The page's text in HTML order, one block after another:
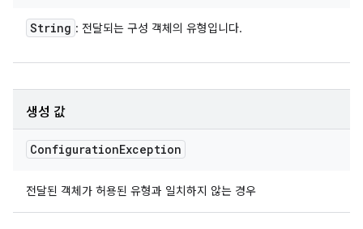
String : 전달되는 구성 객체의 유형입니다.
생성 값
ConfigurationException
전달된 객체가 허용된 유형과 일치하지 않는 경우